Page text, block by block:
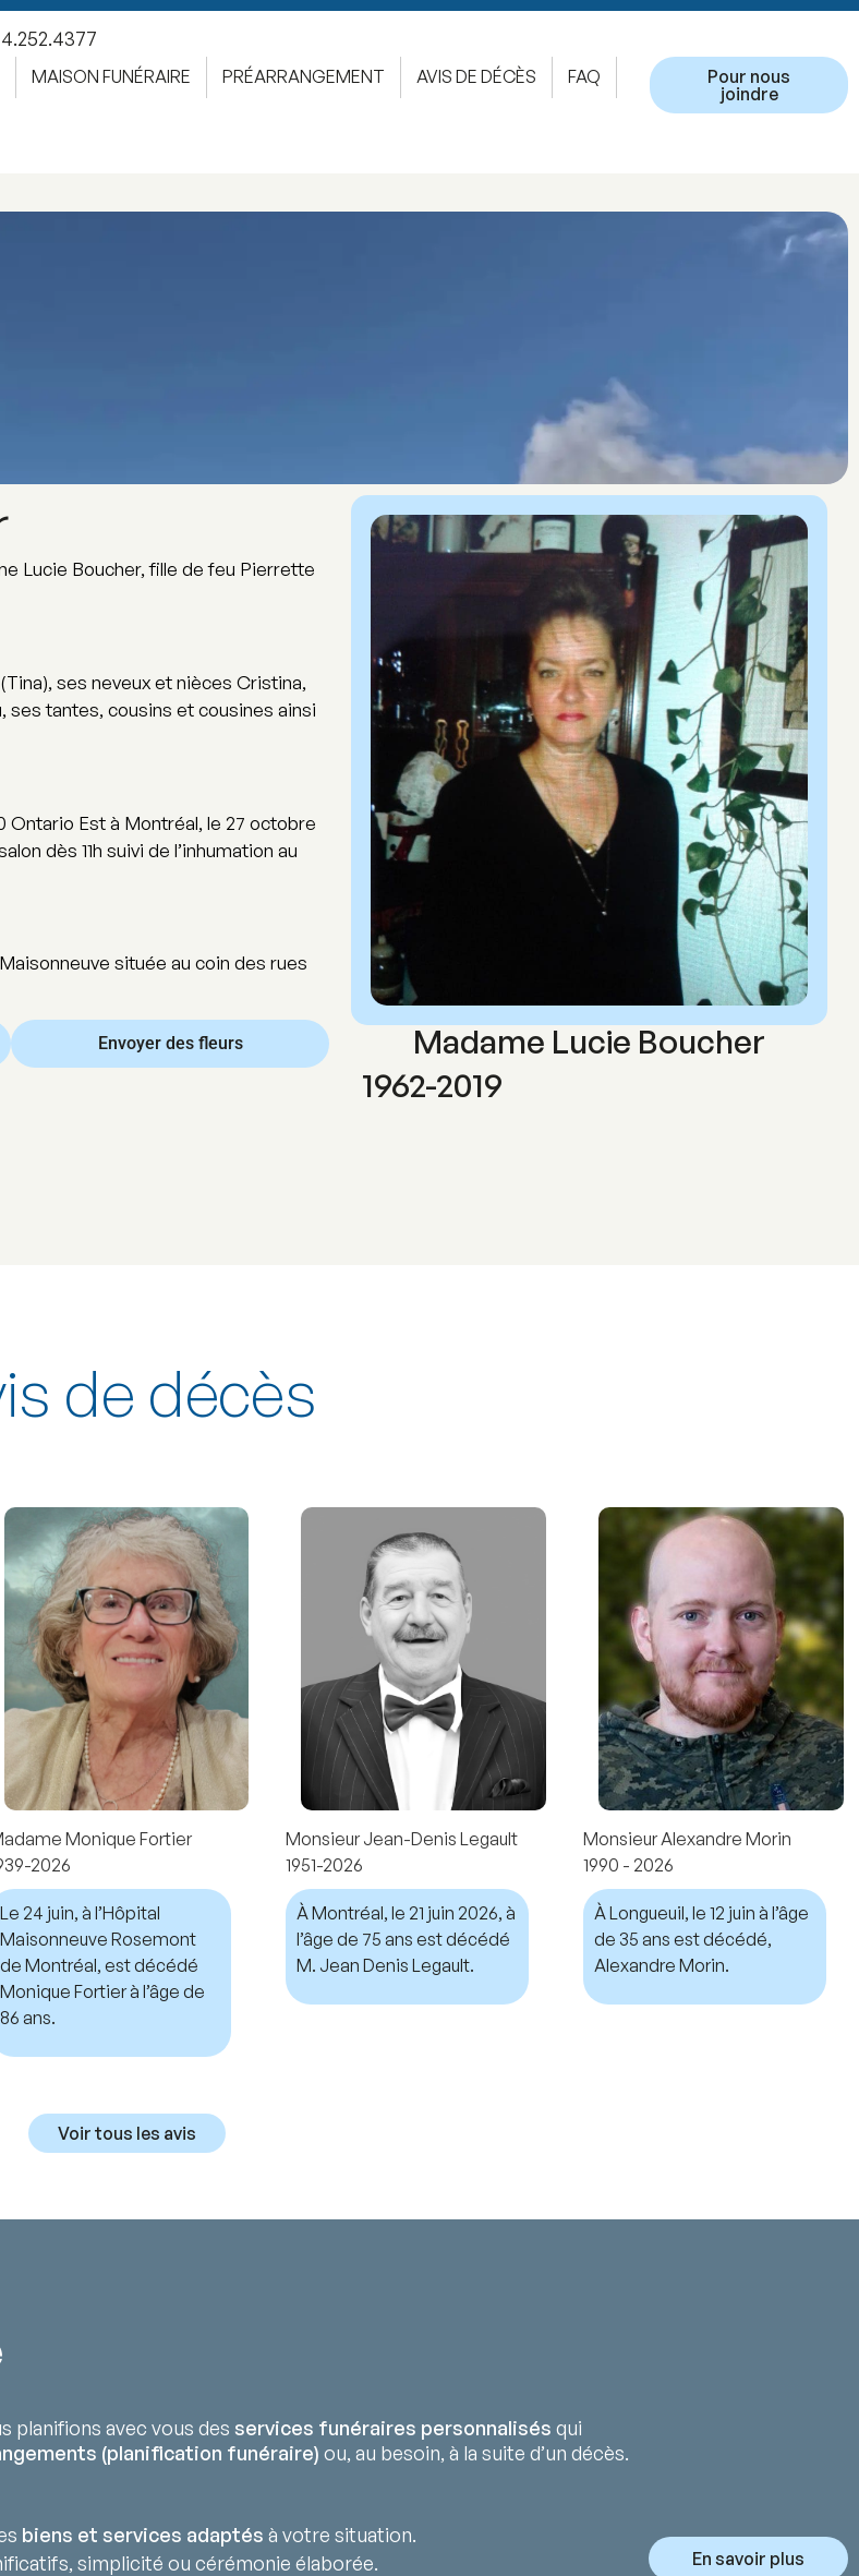
MAISON FUNÉRAIRE PRÉARRANGEMENT AVIS DE DÉCÈS
FAQ
Pour nous
joindre
Lucie Boucher, fille de feu Pierrette
ses neveux et nièces Cristina,
ses tantes, cousins et cousines ainsi
Ontario Est à Montréal, le 27 octobre
dès 11h suivi de l’inhumation au
située au coin des rues
Envoyer des fleurs
Madame Lucie Boucher
1962-2019
de décès
Monique Fortier
2026
Le 24 juin, à l’Hôpital
Maisonneuve Rosemont
de Montréal, est décédé
Monique Fortier à l’âge de
86 ans.
Monsieur Jean-Denis Legault
1951-2026
À Montréal, le 21 juin 2026, à
l’âge de 75 ans est décédé
M. Jean Denis Legault.
Monsieur Alexandre Morin
1990 - 2026
À Longueuil, le 12 juin à l’âge
de 35 ans est décédé,
Alexandre Morin.
Voir tous les avis
planifions avec vous des services funéraires personnalisés qui
(planification funéraire) ou, au besoin, à la suite d’un décès.
biens et services adaptés à votre situation.
simplicité ou cérémonie élaborée.
En savoir plus